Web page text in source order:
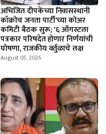
अभिजित दीपकेंच्या निवासस्थानी
कॉक्रोच जनता पार्टी'च्या कोअर
कमिटी बैठक सुरू; '६ ऑगस्टला
पत्रकार परिषदेत होणार निर्णयांची
घोषणा, राजकीय वर्तुळाचे लक्ष
August 05, 2026